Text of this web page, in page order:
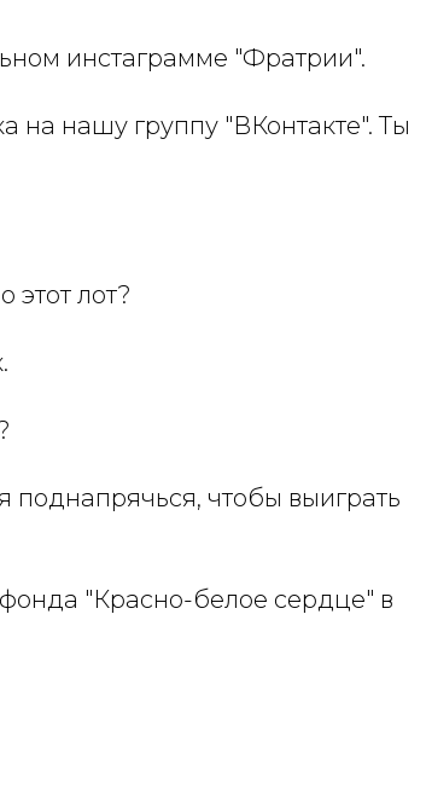
инстаграмме "Фратрии".
на нашу группу "ВКонтакте". Ты
лот?
поднапрячься, чтобы выиграть
"Красно-белое сердце" в